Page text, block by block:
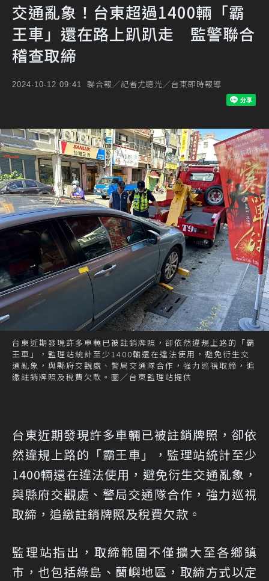
交通亂象！台東超過1400輛「霸
王車」還在路上趴趴走 監警聯合
稽查取締
2024-10-12 09:41 聯合報／記者尤聰光／台東即時報導
台東近期發現許多車輛已被註銷牌照，卻依然違規上路的「霸
王車」，監理站統計至少1400輛還在違法使用，避免衍生交
通亂象，與縣府交觀處、警局交通隊合作，強力巡視取締，追
繳註銷牌照及稅費欠款。圖／台東監理站提供
台東近期發現許多車輛已被註銷牌照，卻依
然違規上路的「霸王車」，監理站統計至少
1400輛還在違法使用，避免衍生交通亂象，
與縣府交觀處、警局交通隊合作，強力巡視
取締，追繳註銷牌照及稅費欠款。
監理站指出，取締範圍不僅擴大至各鄉鎮
市，也包括綠島、蘭嶼地區，取締方式以定